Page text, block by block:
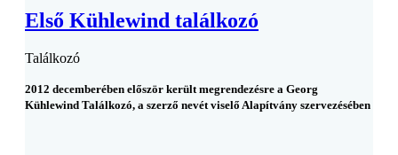
Első Kühlewind találkozó
Találkozó
2012 decemberében először került megrendezésre a Georg
Kühlewind Találkozó, a szerző nevét viselő Alapítvány szervezésében